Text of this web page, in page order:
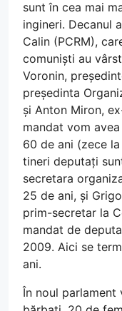
sunt în cea mai
ingineri. Decanul
Calin (PCRM),
comuniști au
Voronin,
președinta
și Anton Miron,
mandat vom
60 de ani (zece la
tineri deputați
secretara
25 de ani, și
prim-secretar la
mandat de
2009. Aici se
ani.
În noul parlament